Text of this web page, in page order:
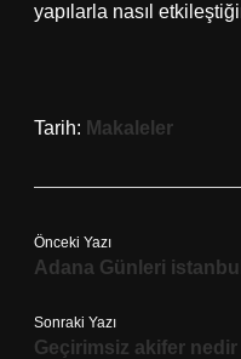
yapılarla nasıl
Tarih: Makaleler
Önceki Yazı
Adana Günleri
Sonraki Yazı
Geçirimsiz akifer nedir